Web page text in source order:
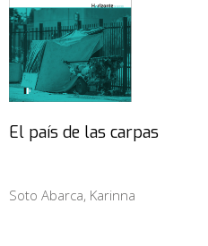
El país de las carpas
Soto Abarca, Karinna